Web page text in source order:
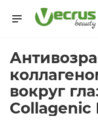
вокруг
Collagenic